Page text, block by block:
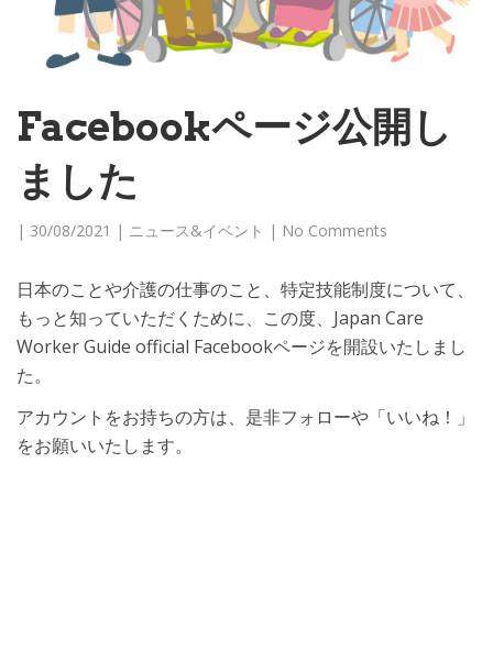
Facebookページ公開し
ました
| 30/08/2021 | ニュース&イベント | No Comments
日本のことや介護の仕事のこと、特定技能制度について、
もっと知っていただくために、この度、Japan Care
Worker Guide official Facebookページを開設いたしまし
た。
アカウントをお持ちの方は、是非フォローや「いいね！」
をお願いいたします。